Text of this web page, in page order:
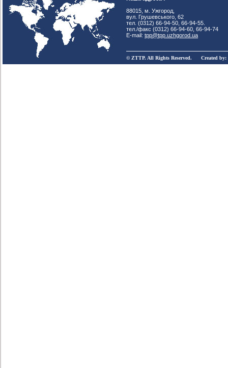
88015, м. Ужгород,
вул. Грушевського, 62
тел. (0312) 66-94-50, 66-94-55.
тел./факс (0312) 66-94-60, 66-94-74
E-mail: tpp@tpp.uzhgorod.ua
© ZTTP. All Rights Reserved. Created by: